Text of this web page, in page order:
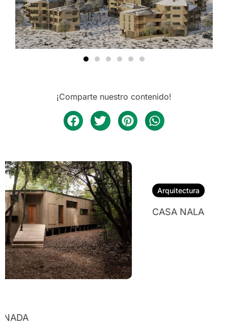
¡Comparte nuestro contenido!
Arquitectura
CASA NALA